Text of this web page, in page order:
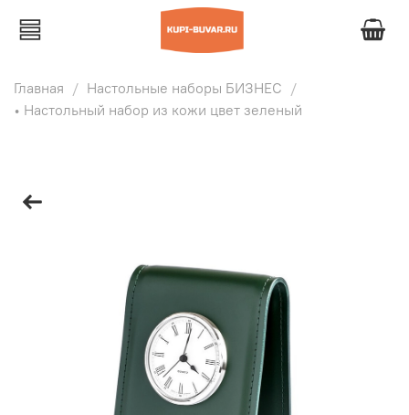
Главная
Настольные наборы БИЗНЕС
• Настольный набор из кожи цвет зеленый